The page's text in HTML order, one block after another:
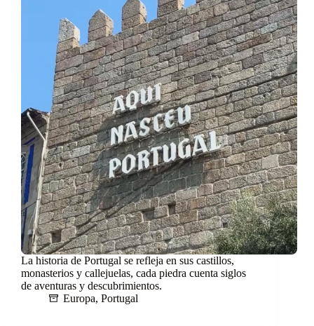
La historia de Portugal se refleja en sus castillos,
monasterios y callejuelas, cada piedra cuenta siglos
de aventuras y descubrimientos.
Europa, Portugal